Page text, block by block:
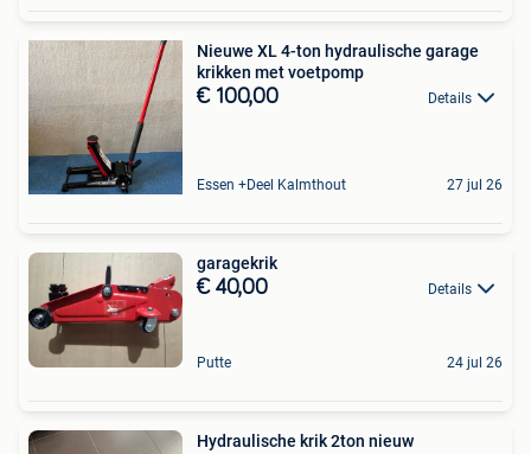
Nieuwe XL 4-ton hydraulische garage
krikken met voetpomp
€ 100,00 Details
Essen +Deel Kalmthout 27 jul 26
garagekrik
€ 40,00 Details
Putte 24 jul 26
Hydraulische krik 2ton nieuw